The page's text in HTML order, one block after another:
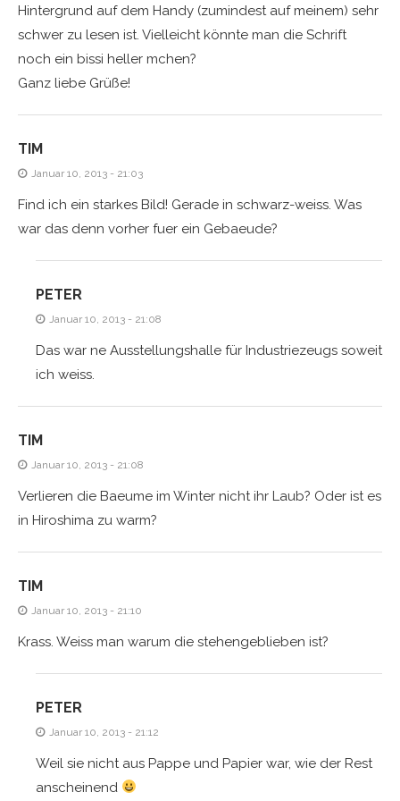
Hintergrund auf dem Handy (zumindest auf meinem) sehr
schwer zu lesen ist. Vielleicht könnte man die Schrift
noch ein bissi heller mchen?
Ganz liebe Grüße!
TIM
Januar 10, 2013 - 21:03
Find ich ein starkes Bild! Gerade in schwarz-weiss. Was
war das denn vorher fuer ein Gebaeude?
PETER
Januar 10, 2013 - 21:08
Das war ne Ausstellungshalle für Industriezeugs soweit
ich weiss.
TIM
Januar 10, 2013 - 21:08
Verlieren die Baeume im Winter nicht ihr Laub? Oder ist es
in Hiroshima zu warm?
TIM
Januar 10, 2013 - 21:10
Krass. Weiss man warum die stehengeblieben ist?
PETER
Januar 10, 2013 - 21:12
Weil sie nicht aus Pappe und Papier war, wie der Rest
anscheinend